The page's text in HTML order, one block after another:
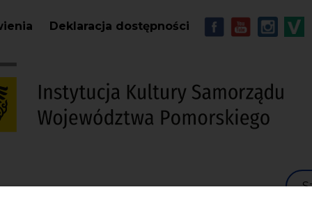
Deklaracja dostępności MENU -